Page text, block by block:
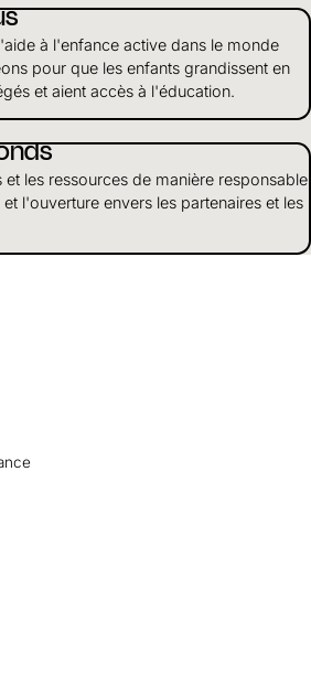
à l'enfance active dans le monde
pour que les enfants grandissent en
et aient accès à l'éducation.
les ressources de manière responsable
l'ouverture envers les partenaires et les